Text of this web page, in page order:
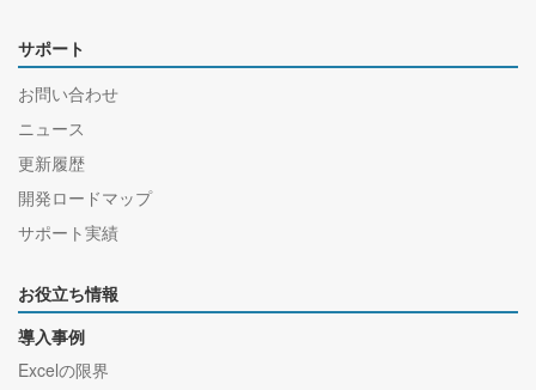
サポート
お問い合わせ
ニュース
更新履歴
開発ロードマップ
サポート実績
お役立ち情報
導入事例
Excelの限界